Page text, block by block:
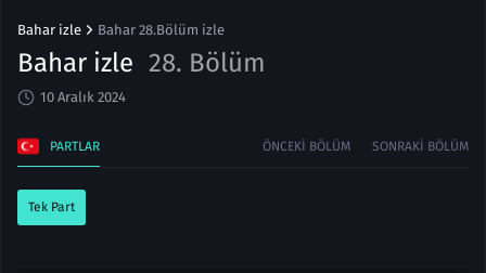
Bahar izle Bahar 28.Bölüm izle
Bahar izle 28. Bölüm
10 Aralık 2024
PARTLAR ÖNCEKI BÖLÜM SONRAKI BÖLÜM
Tek Part